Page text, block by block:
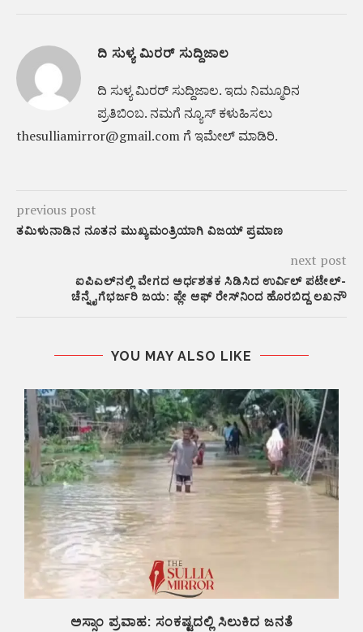
ದಿ ಸುಳ್ಯ ಮಿರರ್ ಸುದ್ದಿಜಾಲ
ದಿ ಸುಳ್ಯ ಮಿರರ್‌ ಸುದ್ದಿಜಾಲ. ಇದು ನಿಮ್ಮೂರಿನ
ಪ್ರತಿಬಿಂಬ. ನಮಗೆ ನ್ಯೂಸ್‌ ಕಳುಹಿಸಲು
thesulliamirror@gmail.com ಗೆ ಇಮೇಲ್ ಮಾಡಿರಿ.
previous post
ತಮಿಳುನಾಡಿನ ನೂತನ ಮುಖ್ಯಮಂತ್ರಿಯಾಗಿ ವಿಜಯ್ ಪ್ರಮಾಣ
next post
ಐಪಿಎಲ್‌ನಲ್ಲಿ ವೇಗದ ಅರ್ಧಶತಕ ಸಿಡಿಸಿದ ಉರ್ವಿಲ್‌ ಪಟೇಲ್‌-
ಚೆನ್ನೈಗೆಭರ್ಜರಿ ಜಯ: ಪ್ಲೇ ಆಫ್ ರೇಸ್‌ನಿಂದ ಹೊರಬಿದ್ದ ಲಖನೌ
YOU MAY ALSO LIKE
ಅಸ್ಸಾಂ ಪ್ರವಾಹ: ಸಂಕಷ್ಟದಲ್ಲಿ ಸಿಲುಕಿದ ಜನತೆ